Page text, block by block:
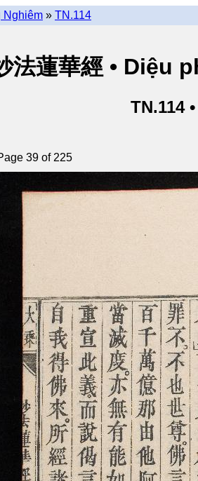
Nghiêm » TN.114
法蓮華經 • Diệu
TN.114
39 of 225